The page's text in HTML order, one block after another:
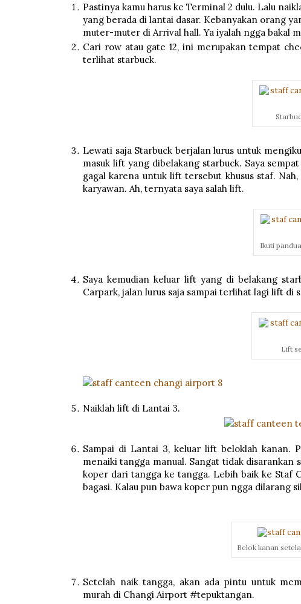
Pastinya kamu harus ke Terminal 2 dulu. Lalu
yang berada di lantai dasar. Kebanyakan orang
muter-muter di Arrival hall. Ya iyalah ngga bakal
Cari row atau gate 12, ini merupakan tempat
terlihat starbuck.
Lewati saja Starbuck berjalan lurus untuk
masuk lift yang dibelakang starbuck. Saya
gagal karena untuk lift tersebut khusus staf.
karyawan. Ah, ternyata saya salah lift.
Ikuti
Saya kemudian keluar lift yang di belakang
Carpark, jalan lurus saja sampai terlihat lagi lift di
Lift
Naiklah lift di Lantai 3.
Sampai di Lantai 3, keluar lift beloklah kanan.
menaiki tangga manual. Sangat tidak disarankan
koper dari tangga ke tangga. Lebih baik ke Staf
bagasi. Kalau pun bawa koper pun ngga dilarang
Belok kanan
Setelah naik tangga, akan ada pintu untuk
murah di Changi Airport #tepuktangan.